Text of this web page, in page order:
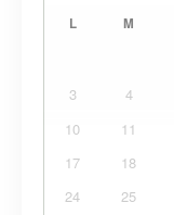
L M
3
4
10
11
17
18
24
25